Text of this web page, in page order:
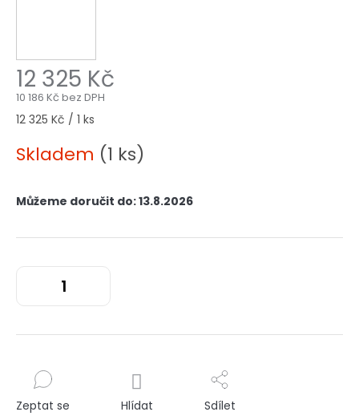
12 325 Kč
10 186 Kč bez DPH
Měrná
12 325 Kč / 1 ks
Skladem (1 ks)
Můžeme doručit do:13.8.2026
Zeptat se Hlídat Sdílet